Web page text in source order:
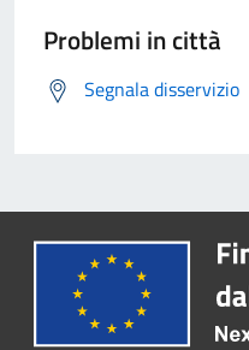
Problemi in città
Segnala disservizio